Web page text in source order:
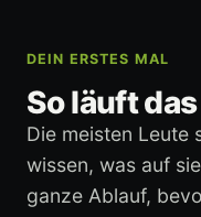
DEIN ERSTES MAL
So läuft
Die meisten Leute
wissen, was auf
ganze Ablauf,